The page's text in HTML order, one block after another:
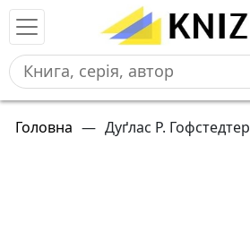
Головна — Дуґлас Р. Гофстедтер